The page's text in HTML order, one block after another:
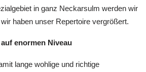
in ganz Neckarsulm werden wir
haben unser Repertoire vergrößert.
enormen Niveau
lange wohlige und richtige